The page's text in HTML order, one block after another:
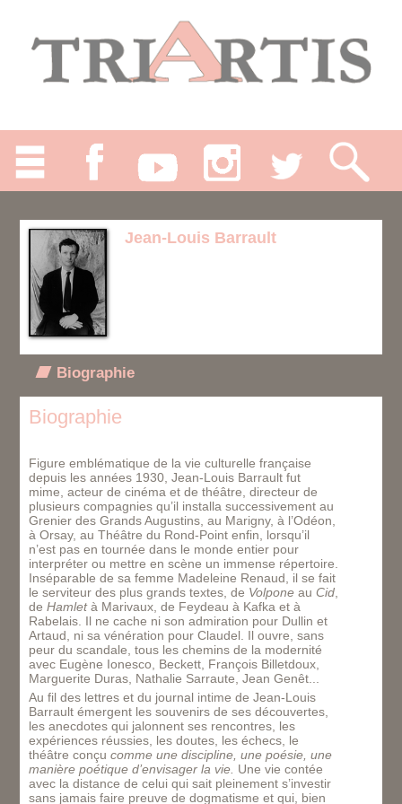
Jean-Louis Barrault
Biographie
Biographie
Figure emblématique de la vie culturelle française
depuis les années 1930, Jean-Louis Barrault fut
mime, acteur de cinéma et de théâtre, directeur de
plusieurs compagnies qu’il installa successivement au
Grenier des Grands Augustins, au Marigny, à l’Odéon,
à Orsay, au Théâtre du Rond-Point enfin, lorsqu’il
n’est pas en tournée dans le monde entier pour
interpréter ou mettre en scène un immense répertoire.
Inséparable de sa femme Madeleine Renaud, il se fait
le serviteur des plus grands textes, de Volpone auCid
deHamletà Marivaux, de Feydeau à Kafka et à
Rabelais. Il ne cache ni son admiration pour Dullin et
Artaud, ni sa vénération pour Claudel. Il ouvre, sans
peur du scandale, tous les chemins de la modernité
avec Eugène Ionesco, Beckett, François Billetdoux,
Marguerite Duras, Nathalie Sarraute, Jean Genêt...
Au fil des lettres et du journal intime de Jean-Louis
Barrault émergent les souvenirs de ses découvertes,
les anecdotes qui jalonnent ses rencontres, les
expériences réussies, les doutes, les échecs, le
théâtre conçucomme une discipline, une poésie, une
manière poétique d’envisager la vie. Une vie contée
avec la distance de celui qui sait pleinement s’investir
sans jamais faire preuve de dogmatisme et qui, bien